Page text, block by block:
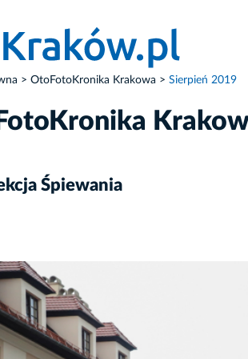
OtoFotoKronika Krakowa Sierpień 2019
Śpiewania